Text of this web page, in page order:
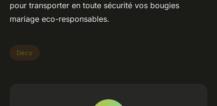
pour transporter en toute sécurité vos bougies
mariage eco-responsables.
Déco